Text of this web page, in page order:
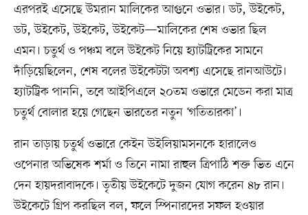
এরপরই এসেছে উমরান মালিকের আগুনে ওভার। ডট, উইকেট,
ডট, উইকেট, উইকেট, উইকেট—মালিকের শেষ ওভার ছিল
এমন। চতুর্থ ও পঞ্চম বলে উইকেট নিয়ে হ্যাটট্রিকের সামনে
দাঁড়িয়েছিলেন, শেষ বলের উইকেটটা অবশ্য এসেছে রানআউটে।
হ্যাটট্রিক পাননি, তবে আইপিএলে ২০তম ওভারে মেডেন করা মাত্র
চতুর্থ বোলার হয়ে গেছেন ভারতের নতুন ‘গতিতারকা’।
রান তাড়ায় চতুর্থ ওভারে কেইন উইলিয়ামসনকে হারালেও
ওপেনার অভিষেক শর্মা ও তিনে নামা রাহুল ত্রিপাঠি শক্ত ভিত এনে
দেন হায়দরাবাদকে। তৃতীয় উইকেটে দুজন যোগ করেন ৪৮ রান।
উইকেটে গ্রিপ করছিল বল, ফলে স্পিনারদের সফল হওয়ার